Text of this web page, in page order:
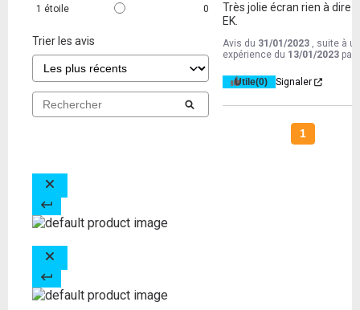
1 étoile 0
Trier les avis
Très jolie écran rien à dire
EK.
Avis du 31/01/2023 , suite à
expérience du 13/01/2023 par
Utile(0) Signaler
1